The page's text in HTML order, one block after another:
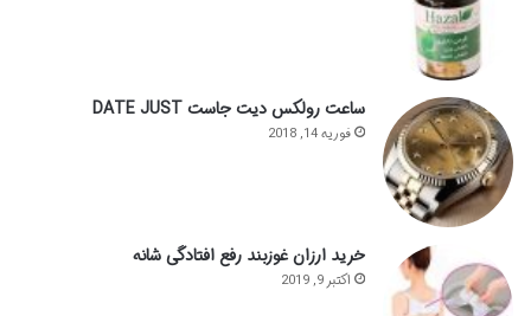
ساعت رولکس دیت جاست DATE JUST
فوریه 14, 2018
خرید ارزان غوزبند رفع افتادگی شانه
اکتبر 9, 2019